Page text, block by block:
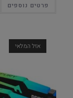
פרטים נוספים
אזל המלאי